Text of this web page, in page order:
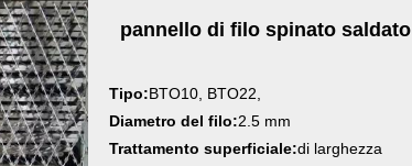
pannello di filo spinato saldato
Tipo:BTO10, BTO22,
Diametro del filo:2.5 mm
Trattamento superficiale:di larghezza